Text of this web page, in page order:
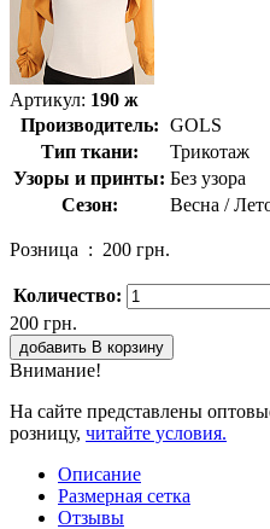
Артикул: 190 ж
Производитель: GOLS
Тип ткани:
Трикотаж
Узоры и принты: Без узора
Сезон:
Весна /
Розница : 200 грн.
Количество:
200 грн.
добавить В корзину
Внимание!
На сайте представлены
розницу, читайте условия.
Описание
Размерная сетка
Отзывы